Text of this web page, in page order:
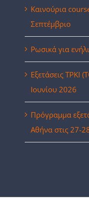
Καινούρια
Σεπτέμβριο
Ρωσικά για
Eξετάσεις ΤΡΚΙ
Ιουνίου 2026
Πρόγραμμα
Αθήνα στις 27-